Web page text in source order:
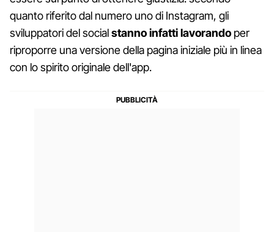
quanto riferito dal numero uno di Instagram, gli
sviluppatori del socialstanno infatti lavorando per
riproporre una versione della pagina iniziale più in linea
con lo spirito originale dell'app.